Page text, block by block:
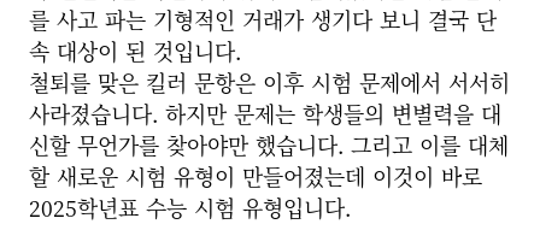
를 사고 파는 기형적인 거래가 생기다 보니 결국 단
속 대상이 된 것입니다.
철퇴를 맞은 킬러 문항은 이후 시험 문제에서 서서히
사라졌습니다. 하지만 문제는 학생들의 변별력을 대
신할 무언가를 찾아야만 했습니다. 그리고 이를 대체
할 새로운 시험 유형이 만들어졌는데 이것이 바로
2025학년표 수능 시험 유형입니다.